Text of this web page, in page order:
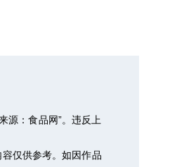
源：食品网”。违反上
仅供参考。如因作品